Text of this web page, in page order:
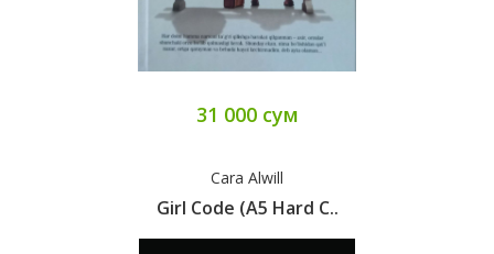
31 000 сум
Cara Alwill
Girl Code (A5 Hard C..